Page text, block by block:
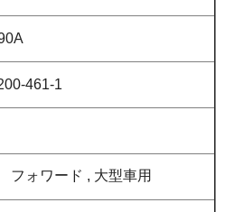
461-1
ォワード , 大型車用